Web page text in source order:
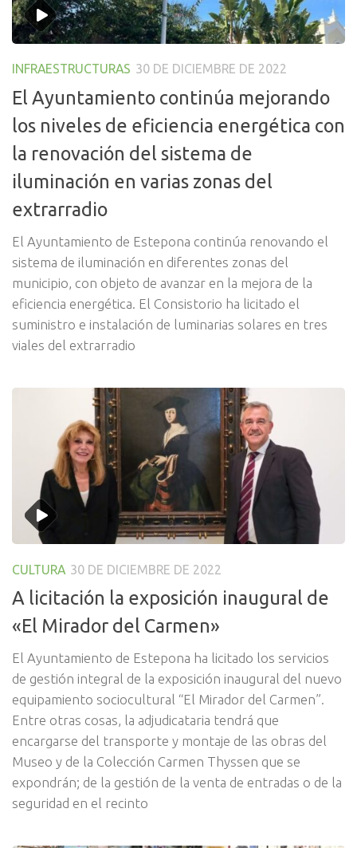
INFRAESTRUCTURAS 30 DE DICIEMBRE DE 2022
El Ayuntamiento continúa mejorando
los niveles de eficiencia energética con
la renovación del sistema de
iluminación en varias zonas del
extrarradio
El Ayuntamiento de Estepona continúa renovando el
sistema de iluminación en diferentes zonas del
municipio, con objeto de avanzar en la mejora de la
eficiencia energética. El Consistorio ha licitado el
suministro e instalación de luminarias solares en tres
viales del extrarradio
CULTURA 30 DE DICIEMBRE DE 2022
A licitación la exposición inaugural de
«El Mirador del Carmen»
El Ayuntamiento de Estepona ha licitado los servicios
de gestión integral de la exposición inaugural del nuevo
equipamiento sociocultural “El Mirador del Carmen”.
Entre otras cosas, la adjudicataria tendrá que
encargarse del transporte y montaje de las obras del
Museo y de la Colección Carmen Thyssen que se
expondrán; de la gestión de la venta de entradas o de la
seguridad en el recinto